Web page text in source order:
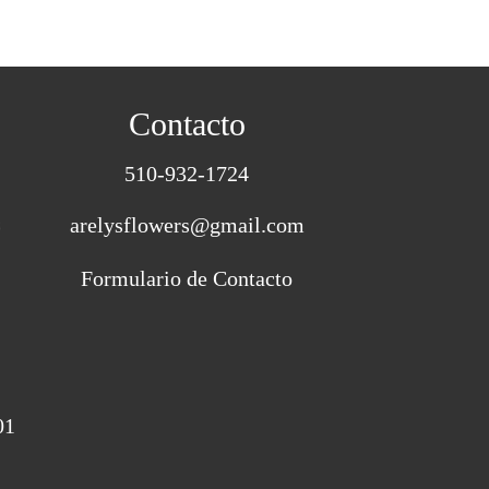
Contacto
510-932-1724
arelysflowers@gmail.com
Formulario de Contacto